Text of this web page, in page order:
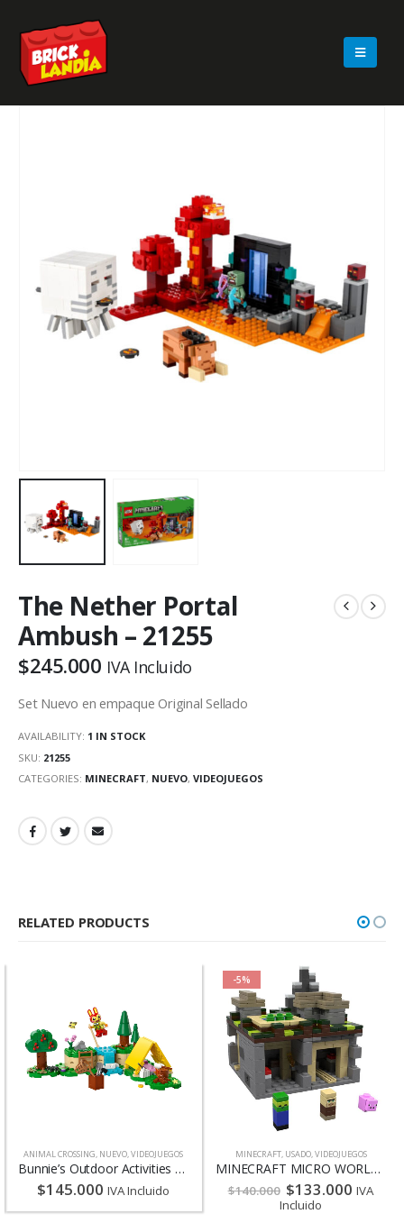
The Nether Portal
Ambush – 21255
$245.000 IVA Incluido
Set Nuevo en empaque Original Sellado
AVAILABILITY: 1 IN STOCK
SKU: 21255
CATEGORIES: MINECRAFT, NUEVO, VIDEOJUEGOS
RELATED PRODUCTS
ANIMAL CROSSING, NUEVO,VIDEOJUEGOS
Bunnie’s Outdoor Activities – 77047
$145.000 IVA Incluido
-5%
MINECRAFT, USADO,VIDEOJUEGOS
MINECRAFT MICRO WORLD – THE VILLAGE – 21105
$140.000 $133.000 IVA
Incluido